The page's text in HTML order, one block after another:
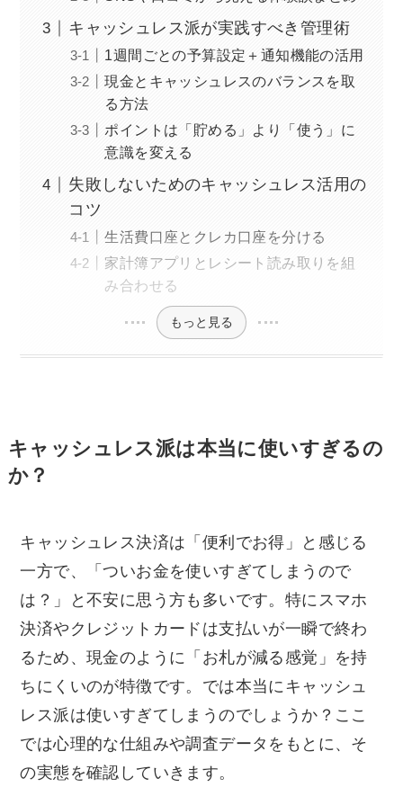
キャッシュレス派が実践すべき管理術
1週間ごとの予算設定＋通知機能の活用
現金とキャッシュレスのバランスを取
る方法
ポイントは「貯める」より「使う」に
意識を変える
失敗しないためのキャッシュレス活用の
コツ
生活費口座とクレカ口座を分ける
家計簿アプリとレシート読み取りを組
み合わせる
もっと見る
キャッシュレス派は本当に使いすぎるの
か？
キャッシュレス決済は「便利でお得」と感じる
一方で、「ついお金を使いすぎてしまうので
は？」と不安に思う方も多いです。特にスマホ
決済やクレジットカードは支払いが一瞬で終わ
るため、現金のように「お札が減る感覚」を持
ちにくいのが特徴です。では本当にキャッシュ
レス派は使いすぎてしまうのでしょうか？ここ
では心理的な仕組みや調査データをもとに、そ
の実態を確認していきます。